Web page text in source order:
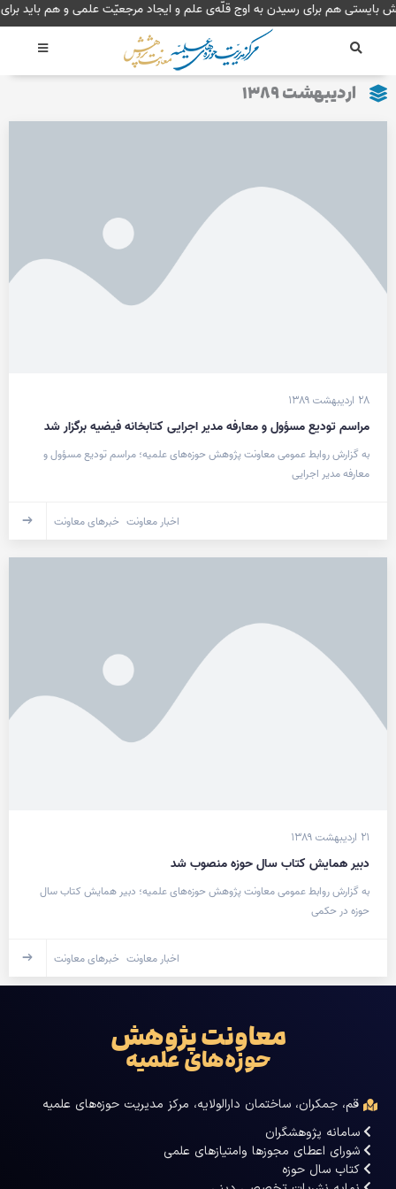
پرش
به
بایستی هم برای رسیدن به اوج قلّه‌ی علم و ایجاد مرجعیّت علمی و هم باید
اردیبهشت ۱۳۸۹
۲۸ اردیبهشت ۱۳۸۹
مراسم توديع مسؤول و معارفه مدير اجرايی کتابخانه فيضيه برگزار شد
به گزارش روابط عمومی معاونت پژوهش حوزه‌های علمیه؛ مراسم تودیع مسؤول و
معارفه مدیر اجرایی
اخبار معاونت خبرهای معاونت
۲۱ اردیبهشت ۱۳۸۹
دبير همايش کتاب سال حوزه منصوب شد
به گزارش روابط عمومی معاونت پژوهش حوزه‌های علمیه؛ دبیر همایش کتاب سال
حوزه در حکمی
اخبار معاونت خبرهای معاونت
معاونت پژوهش
حوزه‌های علمیه
قم، جمکران، ساختمان دارالولایه، مرکز مدیریت حوزه‌های علمیه
سامانه پژوهشگران
شورای اعطای مجوزها وامتیازهای علمی
کتاب سال حوزه